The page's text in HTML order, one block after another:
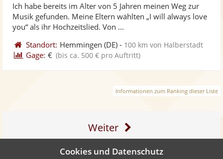
Fotos
5
Ich habe bereits im Alter von 5 Jahren meinen Weg zur
Musik gefunden. Meine Eltern wählten „I will always love
you“ als ihr Hochzeitslied. Von ...
Standort: Hemmingen (DE) - 100 km von Halberstadt
Gage: € (bis ca. 500 € pro Auftritt)
Informationen zum Ranking dieser Liste
Weiter
Cookies und Datenschutz